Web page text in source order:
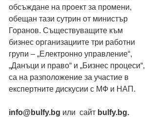
обсъждане на проект за промени,
обещан тази сутрин от министър
Горанов. Съществуващите към
бизнес организациите три работни
групи – „Електронно управление“,
„Данъци и право“ и „Бизнес процеси“,
са на разположение за участие в
експертните дискусии с МФ и НАП.
info@bulfy.bg или  сайт bulfy.bg.